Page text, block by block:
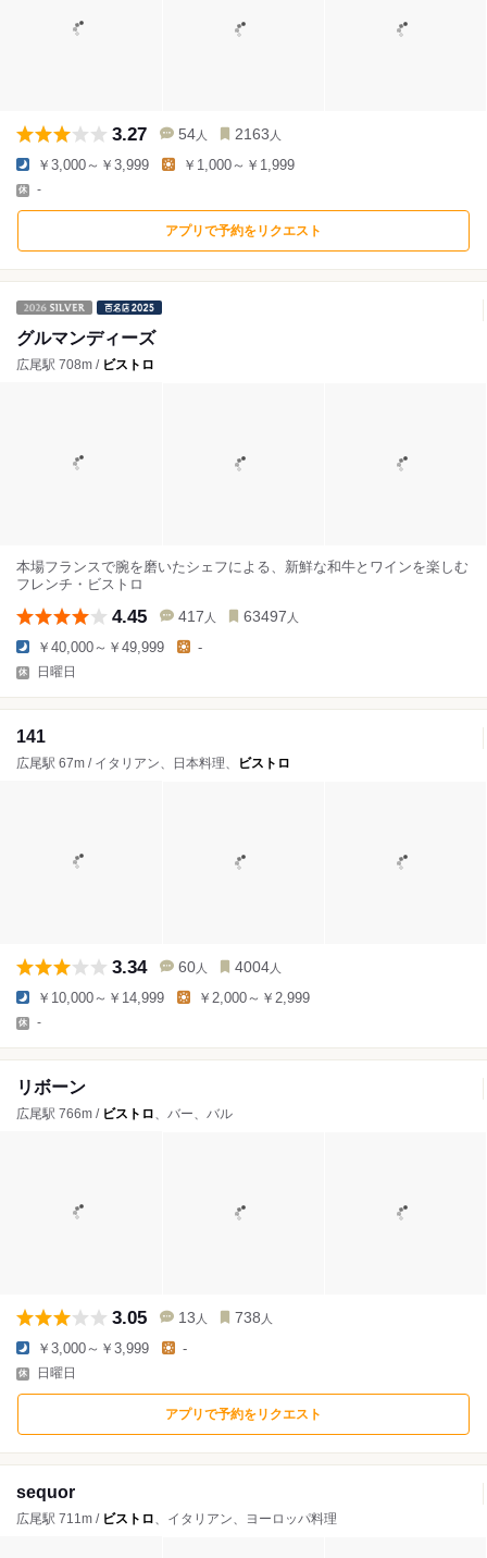
3.27 54 人 2163 人
￥3,000～￥3,999 ￥1,000～￥1,999
-
アプリで予約をリクエスト
グルマンディーズ
広尾駅 708m / ビストロ
本場フランスで腕を磨いたシェフによる、新鮮な和牛とワインを楽しむ
フレンチ・ビストロ
4.45 417 人 63497 人
￥40,000～￥49,999 -
日曜日
141
広尾駅 67m / イタリアン、日本料理、 ビストロ
3.34 60 人 4004 人
￥10,000～￥14,999 ￥2,000～￥2,999
-
リボーン
広尾駅 766m / ビストロ、バー、バル
3.05 13 人 738 人
￥3,000～￥3,999 -
日曜日
アプリで予約をリクエスト
sequor
広尾駅 711m / ビストロ、イタリアン、ヨーロッパ料理